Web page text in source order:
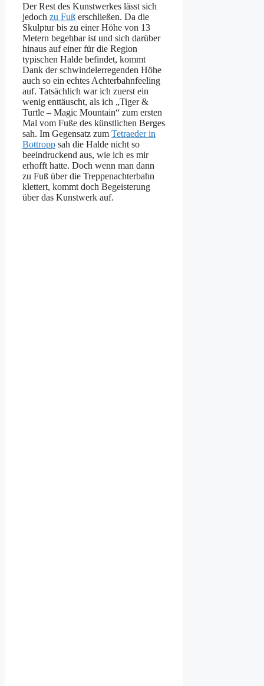
Der Rest des Kunstwerkes lässt sich
jedoch zu Fuß erschließen. Da die
Skulptur bis zu einer Höhe von 13
Metern begehbar ist und sich darüber
hinaus auf einer für die Region
typischen Halde befindet, kommt
Dank der schwindelerregenden Höhe
auch so ein echtes Achterbahnfeeling
auf. Tatsächlich war ich zuerst ein
wenig enttäuscht, als ich „Tiger &
Turtle – Magic Mountain“ zum ersten
Mal vom Fuße des künstlichen Berges
sah. Im Gegensatz zum Tetraeder in
Bottropp sah die Halde nicht so
beeindruckend aus, wie ich es mir
erhofft hatte. Doch wenn man dann
zu Fuß über die Treppenachterbahn
klettert, kommt doch Begeisterung
über das Kunstwerk auf.